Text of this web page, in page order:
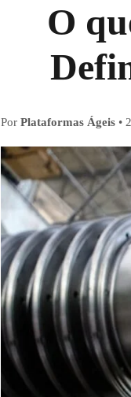
O
Por Plataformas Ágeis •